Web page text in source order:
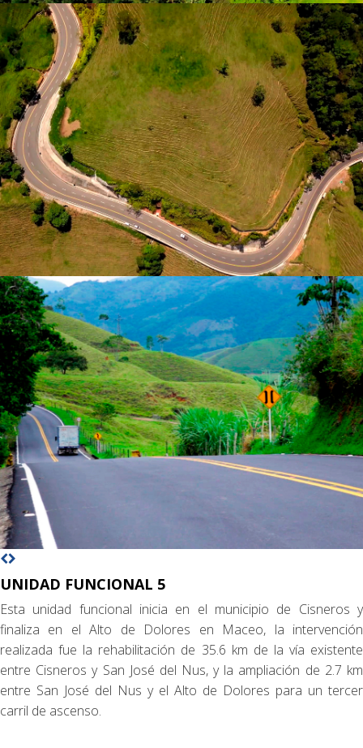
UNIDAD FUNCIONAL 5
Esta unidad funcional inicia en el municipio de Cisneros y
finaliza en el Alto de Dolores en Maceo, la intervención
realizada fue la rehabilitación de 35.6 km de la vía existente
entre Cisneros y San José del Nus, y la ampliación de 2.7 km
entre San José del Nus y el Alto de Dolores para un tercer
carril de ascenso.